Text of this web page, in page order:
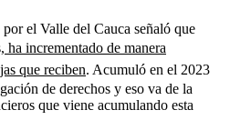
el Valle del Cauca señaló que
ha incrementado de manera
que reciben. Acumuló en el 2023
de derechos y eso va de la
que viene acumulando esta